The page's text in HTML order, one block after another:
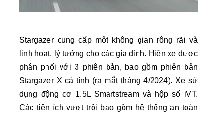
Stargazer cung cấp một không gian rộng rãi và
linh hoạt, lý tưởng cho các gia đình. Hiện xe được
phân phối với 3 phiên bản, bao gồm phiên bản
Stargazer X cá tính (ra mắt tháng 4/2024). Xe sử
dụng động cơ 1.5L Smartstream và hộp số iVT.
Các tiện ích vượt trội bao gồm hệ thống an toàn